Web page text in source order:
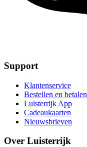
Support
Klantenservice
Bestellen en betalen
Luisterrijk App
Cadeaukaarten
Nieuwsbrieven
Over Luisterrijk